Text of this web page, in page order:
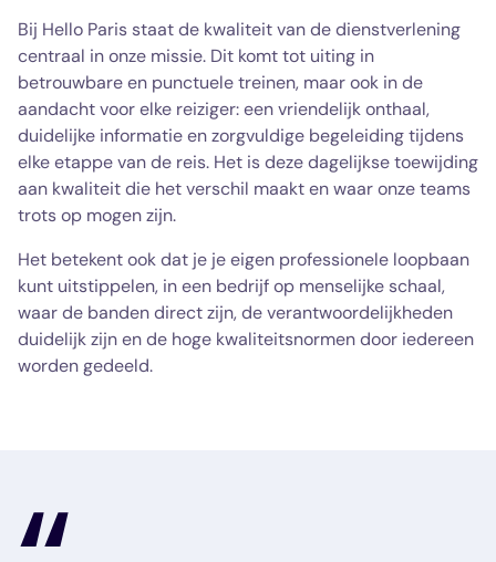
Bij Hello Paris staat de kwaliteit van de dienstverlening
centraal in onze missie. Dit komt tot uiting in
betrouwbare en punctuele treinen, maar ook in de
aandacht voor elke reiziger: een vriendelijk onthaal,
duidelijke informatie en zorgvuldige begeleiding tijdens
elke etappe van de reis. Het is deze dagelijkse toewijding
aan kwaliteit die het verschil maakt en waar onze teams
trots op mogen zijn.
Het betekent ook dat je je eigen professionele loopbaan
kunt uitstippelen, in een bedrijf op menselijke schaal,
waar de banden direct zijn, de verantwoordelijkheden
duidelijk zijn en de hoge kwaliteitsnormen door iedereen
worden gedeeld.